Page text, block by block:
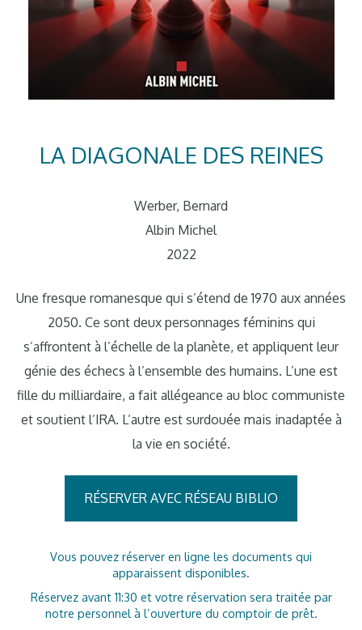
LA DIAGONALE DES REINES
Werber, Bernard
Albin Michel
2022
Une fresque romanesque qui s’étend de 1970 aux années
2050. Ce sont deux personnages féminins qui
s’affrontent à l’échelle de la planète, et appliquent leur
génie des échecs à l’ensemble des humains. L’une est
fille du milliardaire, a fait allégeance au bloc communiste
et soutient l’IRA. L’autre est surdouée mais inadaptée à
la vie en société.
RÉSERVER AVEC RÉSEAU BIBLIO
Vous pouvez réserver en ligne les documents qui
apparaissent disponibles.
Réservez avant 11:30 et votre réservation sera traitée par
notre personnel à l’ouverture du comptoir de prêt.